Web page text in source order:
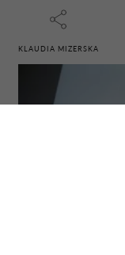
KLAUDIA MIZERSKA